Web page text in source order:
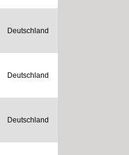
Deutschland
Deutschland
Deutschland